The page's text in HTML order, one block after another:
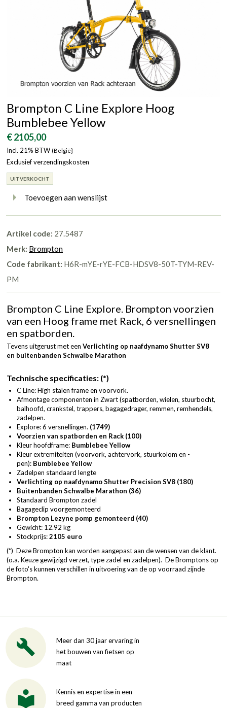
Brompton C Line Explore Hoog
Bumblebee Yellow
€ 2105,00
Incl. 21% BTW (België}
Exclusief verzendingskosten
UITVERKOCHT
Toevoegen aan wenslijst
Artikel code: 27.5487
Merk: Brompton
Code fabrikant: H6R-mYE-rYE-FCB-HDSV8-50T-TYM-REV-
PM
Brompton C Line Explore. Brompton voorzien
van een Hoog frame met Rack, 6 versnellingen
en spatborden.
Tevens uitgerust met een Verlichting op naafdynamo Shutter SV8
en buitenbanden Schwalbe Marathon
Technische specificaties: (*)
C Line: High stalen frame en voorvork.
Afmontage componenten in Zwart (spatborden, wielen, stuurbocht,
balhoofd, crankstel, trappers, bagagedrager, remmen, remhendels,
zadelpen.
Explore: 6 versnellingen. (1749)
Voorzien van spatborden en Rack (100)
Kleur hoofdframe: Bumblebee Yellow
Kleur extremiteiten (voorvork, achtervork, stuurkolom en -
pen): Bumblebee Yellow
Zadelpen standaard lengte
Verlichting op naafdynamo Shutter Precision SV8 (180)
Buitenbanden Schwalbe Marathon (36)
Standaard Brompton zadel
Bagageclip voorgemonteerd
Brompton Lezyne pomp gemonteerd (40)
Gewicht: 12.92 kg
Stockprijs:2105 euro
(*) Deze Brompton kan worden aangepast aan de wensen van de klant.
(o.a. Keuze gewijzigd verzet, type zadel en zadelpen). De Bromptons op
de foto's kunnen verschillen in uitvoering van de op voorraad zijnde
Brompton.
Meer dan 30 jaar ervaring in
het bouwen van fietsen op
maat
Kennis en expertise in een
breed gamma van producten